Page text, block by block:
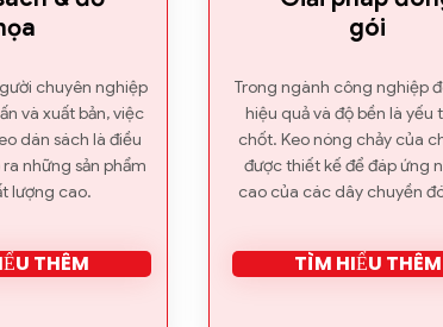
chuyên nghiệp
và xuất bản, việc
dán sách là điều
những sản phẩm
lượng cao.
THÊM
gói
Trong ngành công nghiệp
hiệu quả và độ bền là yếu
chốt. Keo nóng chảy của
được thiết kế để đáp ứng
cao của các dây chuyền
TÌM HIỂU THÊM